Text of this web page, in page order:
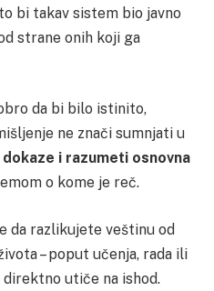
bi takav sistem bio javno
strane onih koji ga
da bi bilo istinito,
ne znači sumnjati u
i razumeti osnovna
o kome je reč.
da razlikujete veštinu od
– poput učenja, rada ili
direktno utiče na ishod.